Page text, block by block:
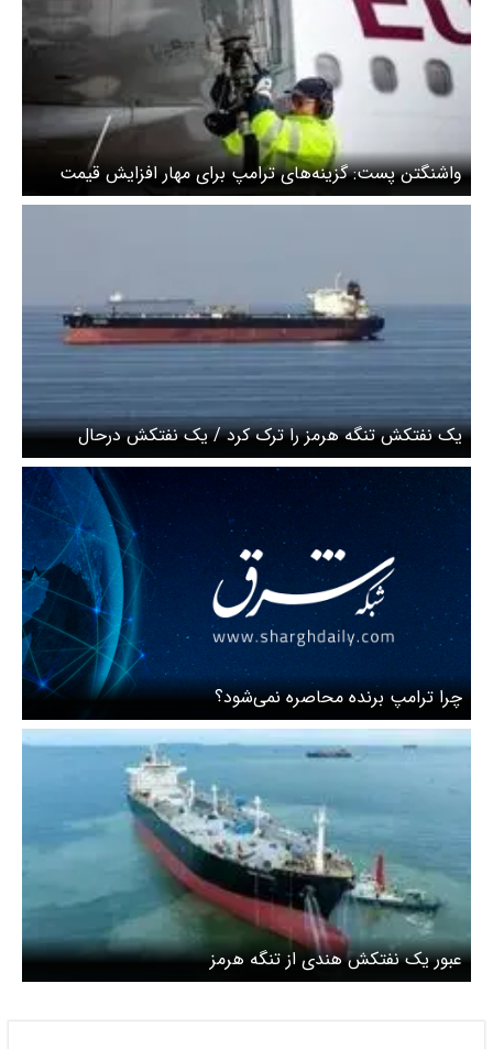
واشنگتن‌ پست: گزینه‌های ترامپ برای مهار افزایش قیمت
سوخت محدودتر شده است
یک نفتکش تنگه هرمز را ترک کرد / یک نفتکش درحال
بارگیری است
‌چرا ترامپ برنده محاصره نمی‌شود؟
عبور یک نفتکش هندی از تنگه هرمز